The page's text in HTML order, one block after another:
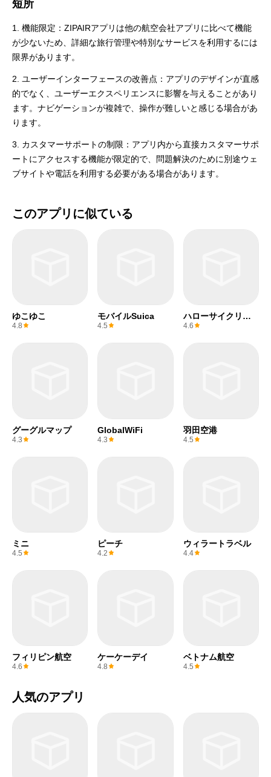
短所
1. 機能限定：ZIPAIRアプリは他の航空会社アプリに比べて機能
が少ないため、詳細な旅行管理や特別なサービスを利用するには
限界があります。
2. ユーザーインターフェースの改善点：アプリのデザインが直感
的でなく、ユーザーエクスペリエンスに影響を与えることがあり
ます。ナビゲーションが複雑で、操作が難しいと感じる場合があ
ります。
3. カスタマーサポートの制限：アプリ内から直接カスタマーサポ
ートにアクセスする機能が限定的で、問題解決のために別途ウェ
ブサイトや電話を利用する必要がある場合があります。
このアプリに似ている
ゆこゆこ
4.8
モバイルSuica
4.5
ハローサイクリン
グ
4.6
グーグルマップ
4.3
GlobalWiFi
4.3
羽田空港
4.5
ミニ
4.5
ピーチ
4.2
ウィラートラベル
4.4
フィリピン航空
4.6
ケーケーデイ
4.8
ベトナム航空
4.5
人気のアプリ